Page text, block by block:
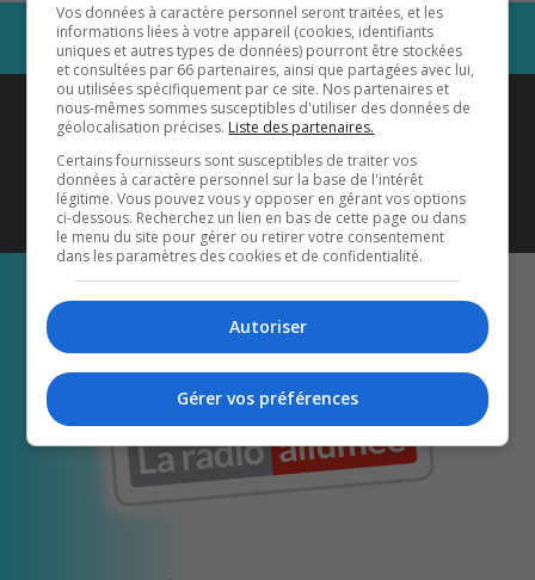
Coyote New Countryest diffusé
également sur1033 HD2
Écoutez-nous aussi sur…
Vos données à caractère personnel seront traitées, et les
informations liées à votre appareil (cookies, identifiants
uniques et autres types de données) pourront être stockées
et consultées par 66 partenaires, ainsi que partagées avec lui,
ou utilisées spécifiquement par ce site. Nos partenaires et
nous-mêmes sommes susceptibles d'utiliser des données de
géolocalisation précises. Liste des partenaires.
Certains fournisseurs sont susceptibles de traiter vos
données à caractère personnel sur la base de l'intérêt
légitime. Vous pouvez vous y opposer en gérant vos options
ci-dessous. Recherchez un lien en bas de cette page ou dans
le menu du site pour gérer ou retirer votre consentement
dans les paramètres des cookies et de confidentialité.
Autoriser
Gérer vos préférences